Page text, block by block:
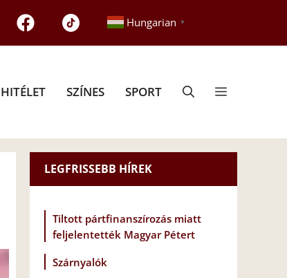
Hungarian ▼
HITÉLET SZÍNES SPORT
LEGFRISSEBB HÍREK
Tiltott pártfinanszírozás miatt
feljelentették Magyar Pétert
Szárnyalók